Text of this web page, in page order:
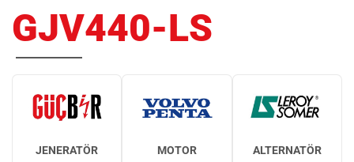
GJV440-LS
JENERATÖR MOTOR ALTERNATÖR